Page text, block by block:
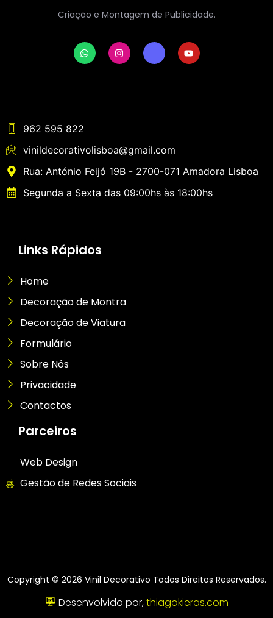
Criação e Montagem de Publicidade.
962 595 822
vinildecorativolisboa@gmail.com
Rua: António Feijó 19B - 2700-071 Amadora Lisboa
Segunda a Sexta das 09:00hs às 18:00hs
Links Rápidos
Home
Decoração de Montra
Decoração de Viatura
Formulário
Sobre Nós
Privacidade
Contactos
Parceiros
Web Design
Gestão de Redes Sociais
Copyright © 2026 Vinil Decorativo Todos Direitos Reservados.
Desenvolvido por,thiagokieras.com